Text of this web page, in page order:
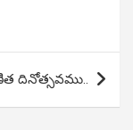
దినోత్సవము..